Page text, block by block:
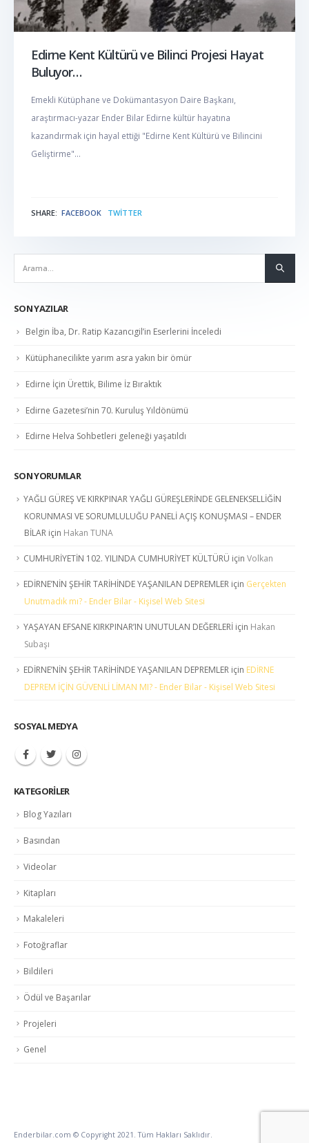
Edirne Kent Kültürü ve Bilinci Projesi Hayat
Buluyor…
Emekli Kütüphane ve Dokümantasyon Daire Başkanı,
araştırmacı-yazar Ender Bilar Edirne kültür hayatına
kazandırmak için hayal ettiği "Edirne Kent Kültürü ve Bilincini
Geliştirme"...
SHARE: FACEBOOK TWITTER
SON YAZILAR
Belgin İba, Dr. Ratip Kazancıgil’in Eserlerini İnceledi
Kütüphanecilikte yarım asra yakın bir ömür
Edirne İçin Ürettik, Bilime İz Bıraktık
Edirne Gazetesi’nin 70. Kuruluş Yıldönümü
Edirne Helva Sohbetleri geleneği yaşatıldı
SON YORUMLAR
YAĞLI GÜREŞ VE KIRKPINAR YAĞLI GÜREŞLERİNDE GELENEKSELLİĞİN
KORUNMASI VE SORUMLULUĞU PANELİ AÇIŞ KONUŞMASI – ENDER
BİLAR için Hakan TUNA
CUMHURİYETİN 102. YILINDA CUMHURİYET KÜLTÜRÜ için Volkan
EDİRNE’NİN ŞEHİR TARİHİNDE YAŞANILAN DEPREMLER için Gerçekten
Unutmadık mı? - Ender Bilar - Kişisel Web Sitesi
YAŞAYAN EFSANE KIRKPINAR’IN UNUTULAN DEĞERLERİ için Hakan
Subaşı
EDİRNE’NİN ŞEHİR TARİHİNDE YAŞANILAN DEPREMLER için EDİRNE
DEPREM İÇİN GÜVENLİ LİMAN MI? - Ender Bilar - Kişisel Web Sitesi
SOSYAL MEDYA
KATEGORILER
Blog Yazıları
Basından
Videolar
Kitapları
Makaleleri
Fotoğraflar
Bildileri
Ödül ve Başarılar
Projeleri
Genel
Enderbilar.com © Copyright 2021. Tüm Hakları Saklıdır.